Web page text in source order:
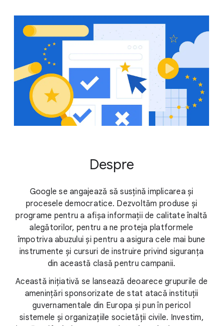
Despre
Google se angajează să susțină implicarea și
procesele democratice. Dezvoltăm produse și
programe pentru a afișa informații de calitate înaltă
alegătorilor, pentru a ne proteja platformele
împotriva abuzului și pentru a asigura cele mai bune
instrumente și cursuri de instruire privind siguranța
din această clasă pentru campanii.
Această inițiativă se lansează deoarece grupurile de
amenințări sponsorizate de stat atacă instituții
guvernamentale din Europa și pun în pericol
sistemele și organizațiile societății civile. Investim,